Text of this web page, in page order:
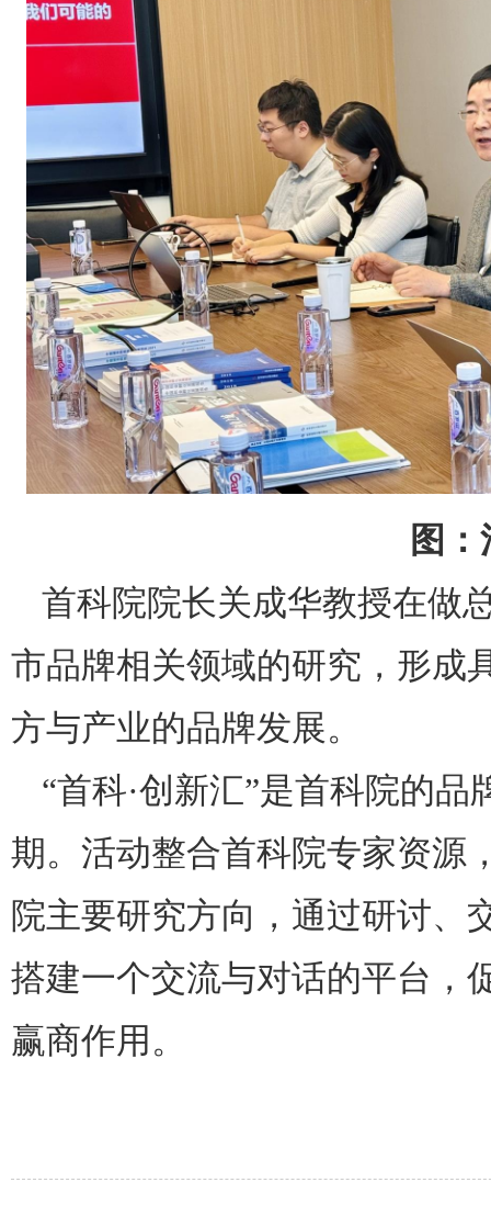
图
首科院院长关成华教授在做
市品牌相关领域的研究，形成
方与产业的品牌发展。
“首科·创新汇”是首科院的
期。活动整合首科院专家资源
院主要研究方向，通过研讨、
搭建一个交流与对话的平台，
赢商作用。